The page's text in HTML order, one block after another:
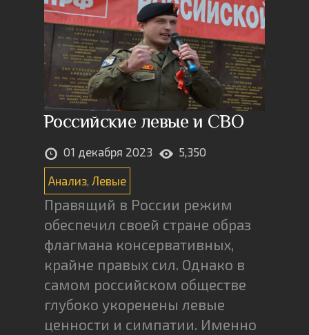
Российские левые и СВО
01 декабря 2023 5,350
Анализ, Левые
Правящий в России режим
обеспечил своей стране образ
флагмана консервативных,
крайне правых сил. Однако в
самом российском обществе
глубоко укоренены левые
ценности и симпатии. Именно